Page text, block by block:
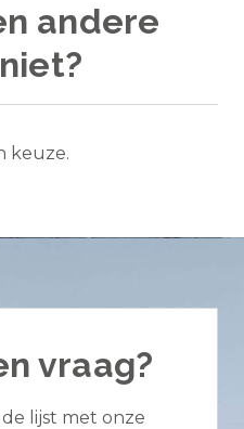
andere
keuze.
vraag?
lijst met onze